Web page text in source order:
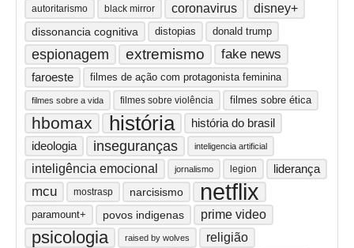
autoritarismo black mirror coronavirus disney+
dissonancia cognitiva distopias donald trump
espionagem extremismo fake news
faroeste filmes de ação com protagonista feminina
filmes sobre a vida filmes sobre violência filmes sobre ética
hbomax história história do brasil
ideologia inseguranças inteligencia artificial
inteligência emocional jornalismo legion liderança
mcu mostrasp narcisismo netflix
paramount+ povos indigenas prime video
psicologia raised by wolves religião